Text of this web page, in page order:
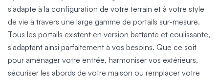
Produits > Portillons > Portillons contemporains
Produits > Portillons > Portillons traditionnels
Produits > Portillons > Portillons architectes
Produits > Portillons > Portillons décoratifs
Produits > Portillons > Motorisation Portillon
Produits > Portillons > Ouvertures Spéciales
Produits > Clôtures > Toutes nos clôtures
s'adapte à la configuration de votre terrain et à votre style
de vie à travers une large gamme de portails sur-mesure.
Tous les portails existent en version battante et coulissante,
s'adaptant ainsi parfaitement à vos besoins. Que ce soit
pour aménager votre entrée, harmoniser vos extérieurs,
sécuriser les abords de votre maison ou remplacer votre